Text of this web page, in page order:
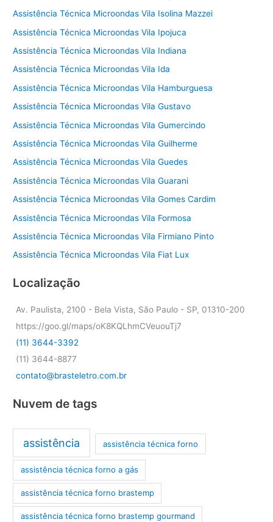
Assistência Técnica Microondas Vila Isolina Mazzei
Assistência Técnica Microondas Vila Ipojuca
Assistência Técnica Microondas Vila Indiana
Assistência Técnica Microondas Vila Ida
Assistência Técnica Microondas Vila Hamburguesa
Assistência Técnica Microondas Vila Gustavo
Assistência Técnica Microondas Vila Gumercindo
Assistência Técnica Microondas Vila Guilherme
Assistência Técnica Microondas Vila Guedes
Assistência Técnica Microondas Vila Guarani
Assistência Técnica Microondas Vila Gomes Cardim
Assistência Técnica Microondas Vila Formosa
Assistência Técnica Microondas Vila Firmiano Pinto
Assistência Técnica Microondas Vila Fiat Lux
Localização
Av. Paulista, 2100 - Bela Vista, São Paulo - SP, 01310-200
https://goo.gl/maps/oK8KQLhmCVeuouTj7
(11) 3644-3392
(11) 3644-8877
contato@brasteletro.com.br
Nuvem de tags
assistência assistência técnica forno
assistência técnica forno a gás
assistência técnica forno brastemp
assistência técnica forno brastemp gourmand